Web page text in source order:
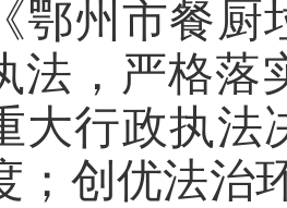
鄂州市餐厨
法，严格落
大行政执法
； 创优法治